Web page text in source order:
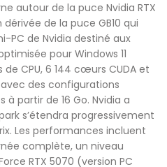
autour de la puce Nvidia RTX
de la puce GB10 qui
PC de Nvidia destiné aux
pour Windows 11
CPU, 6 144 cœurs CUDA et
des configurations
partir de 16 Go. Nvidia a
s’étendra progressivement
Les performances incluent
complète, un niveau
RTX 5070 (version PC